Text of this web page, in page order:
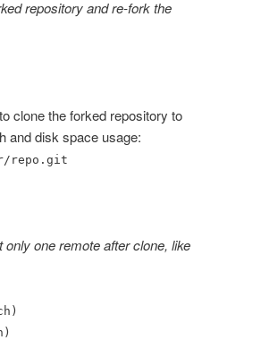
repository and re-fork the
clone the forked repository to
and disk space usage:
repo.git
only one remote after clone, like